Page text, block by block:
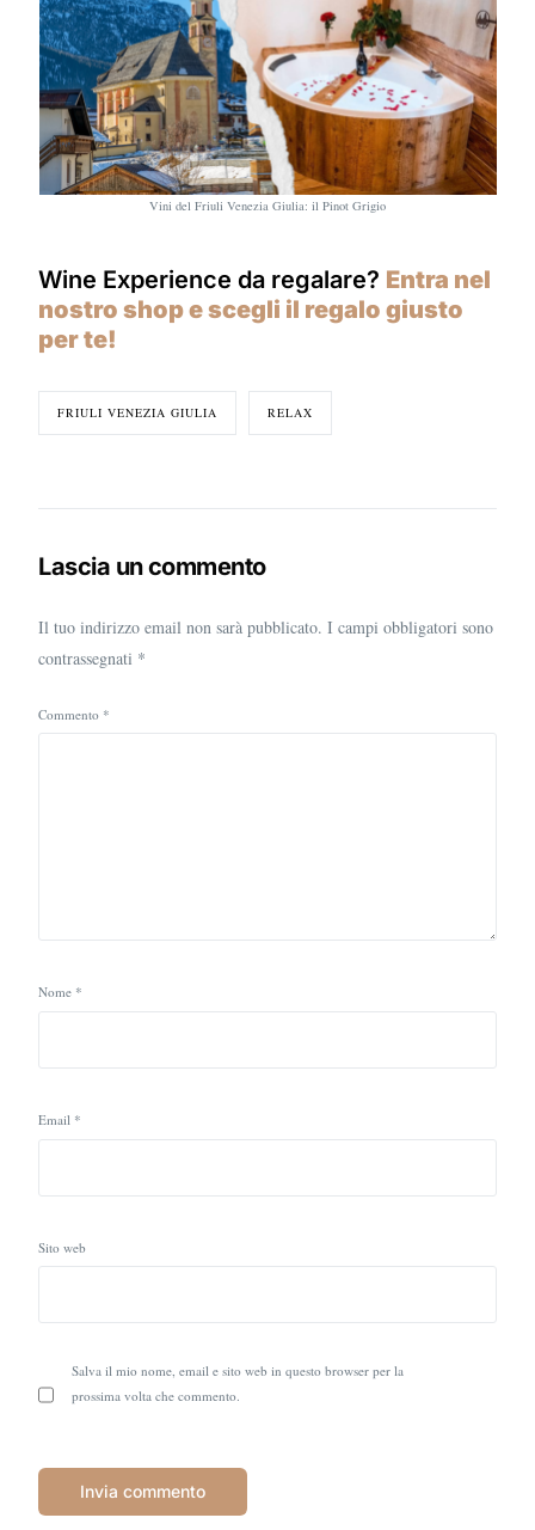
Vini del Friuli Venezia Giulia: il Pinot Grigio
Wine Experience da regalare? Entra nel
nostro shop e scegli il regalo giusto
per te!
FRIULI VENEZIA GIULIA RELAX
Lascia un commento
Il tuo indirizzo email non sarà pubblicato. I campi obbligatori sono
contrassegnati *
Commento *
Nome *
Email *
Sito web
Salva il mio nome, email e sito web in questo browser per la
prossima volta che commento.